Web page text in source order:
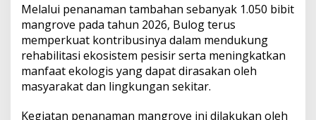
Melalui penanaman tambahan sebanyak 1.050 bibit
mangrove pada tahun 2026, Bulog terus
memperkuat kontribusinya dalam mendukung
rehabilitasi ekosistem pesisir serta meningkatkan
manfaat ekologis yang dapat dirasakan oleh
masyarakat dan lingkungan sekitar.
Kegiatan penanaman mangrove ini dilakukan oleh